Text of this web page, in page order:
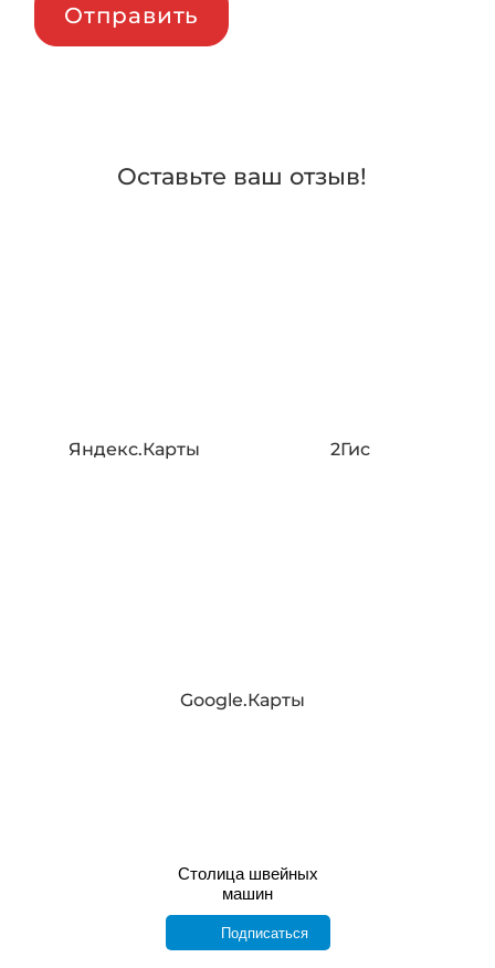
Отправить
Оставьте ваш отзыв!
Яндекс.Карты 2Гис
Google.Карты
Столица швейных
машин
Подписаться